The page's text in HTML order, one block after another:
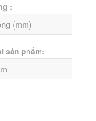
:
sản phẩm: